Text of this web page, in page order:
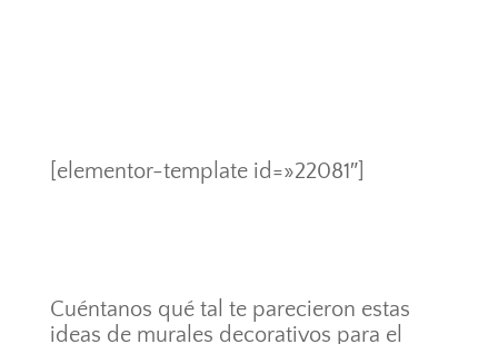
[elementor-template id=»22081″]
Cuéntanos qué tal te parecieron estas
ideas de murales decorativos para el